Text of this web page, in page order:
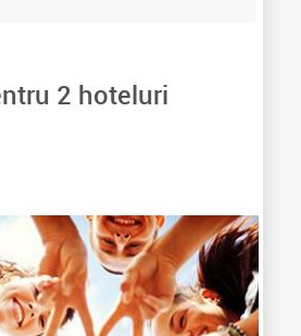
2 hoteluri